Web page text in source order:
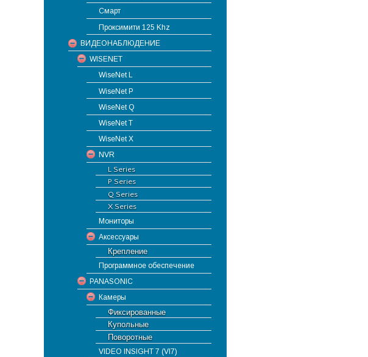
Смарт
Проксимити 125 Khz
ВИДЕОНАБЛЮДЕНИЕ
WISENET
WiseNet L
WiseNet P
WiseNet Q
WiseNet T
WiseNet X
NVR
L Series
P Series
Q Series
X Series
Мониторы
Аксессуары
Крепление
Программное обеспечение
PANASONIC
Камеры
Фиксированные
Купольные
Поворотные
VIDEO INSIGHT 7 (VI7)